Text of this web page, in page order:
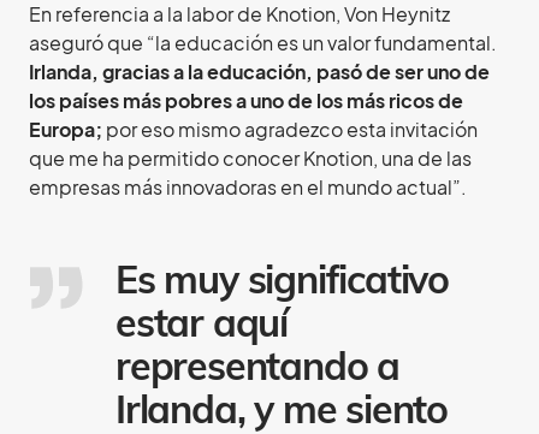
En referencia a la labor de Knotion, Von Heynitz
aseguró que “la educación es un valor fundamental.
Irlanda, gracias a la educación, pasó de ser uno de
los países más pobres a uno de los más ricos de
Europa; por eso mismo agradezco esta invitación
que me ha permitido conocer Knotion, una de las
empresas más innovadoras en el mundo actual”.
Es muy significativo
estar aquí
representando a
Irlanda, y me siento